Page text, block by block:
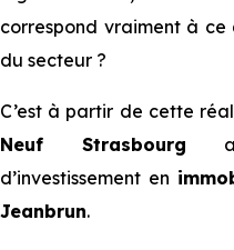
correspond vraiment à
du secteur ?
C’est à partir de cette
Neuf Strasbourg
d’investissement en
Jeanbrun.